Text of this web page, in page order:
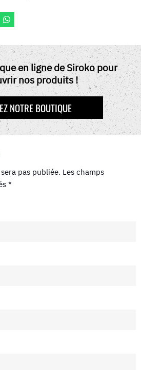
T
S
A
P
P
en ligne de Siroko pour
nos produits !
NOTRE BOUTIQUE
pas publiée. Les champs
*